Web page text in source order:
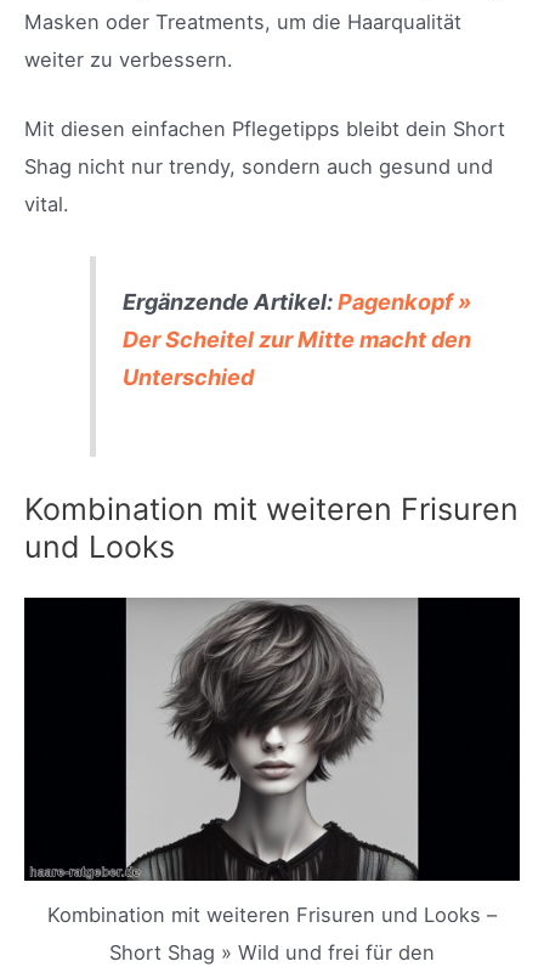
Masken oder Treatments, um die Haarqualität
weiter zu verbessern.
Mit diesen einfachen Pflegetipps bleibt dein Short
Shag nicht nur trendy, sondern auch gesund und
vital.
Ergänzende Artikel:Pagenkopf »
Der Scheitel zur Mitte macht den
Unterschied
Kombination mit weiteren Frisuren
und Looks
Kombination mit weiteren Frisuren und Looks –
Short Shag » Wild und frei für den